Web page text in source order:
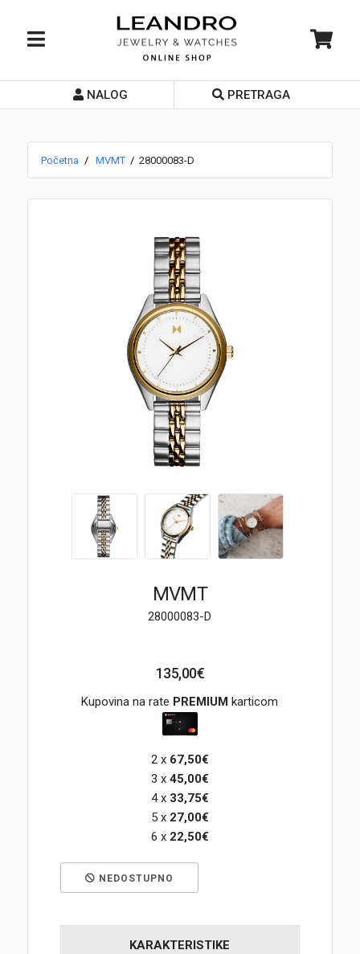
Početna
Prodavnice
NALOG PRETRAGA
Početna MVMT 28000083-D
MVMT
28000083-D
135,00€
Kupovina na rate PREMIUM karticom
2 x 67,50€
3 x 45,00€
4 x 33,75€
5 x 27,00€
6 x 22,50€
NEDOSTUPNO
KARAKTERISTIKE